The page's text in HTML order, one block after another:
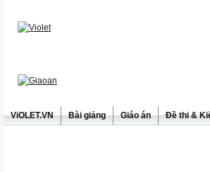
ViOLET.VN Bài giảng Giáo án Đề thi &